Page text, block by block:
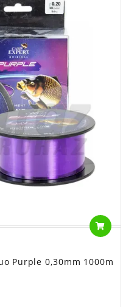
Purple 0,30mm 1000m